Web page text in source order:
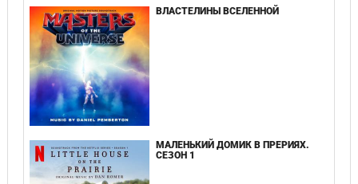
ВЛАСТЕЛИНЫ ВСЕЛЕННОЙ
МАЛЕНЬКИЙ ДОМИК В ПРЕРИЯХ.
СЕЗОН 1